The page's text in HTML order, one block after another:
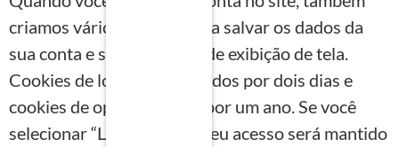
criamos vários cookies para salvar os dados da
sua conta e suas escolhas de exibição de tela.
Cookies de login são mantidos por dois dias e
cookies de opções de tela por um ano. Se você
selecionar “Lembrar-me”, seu acesso será mantido